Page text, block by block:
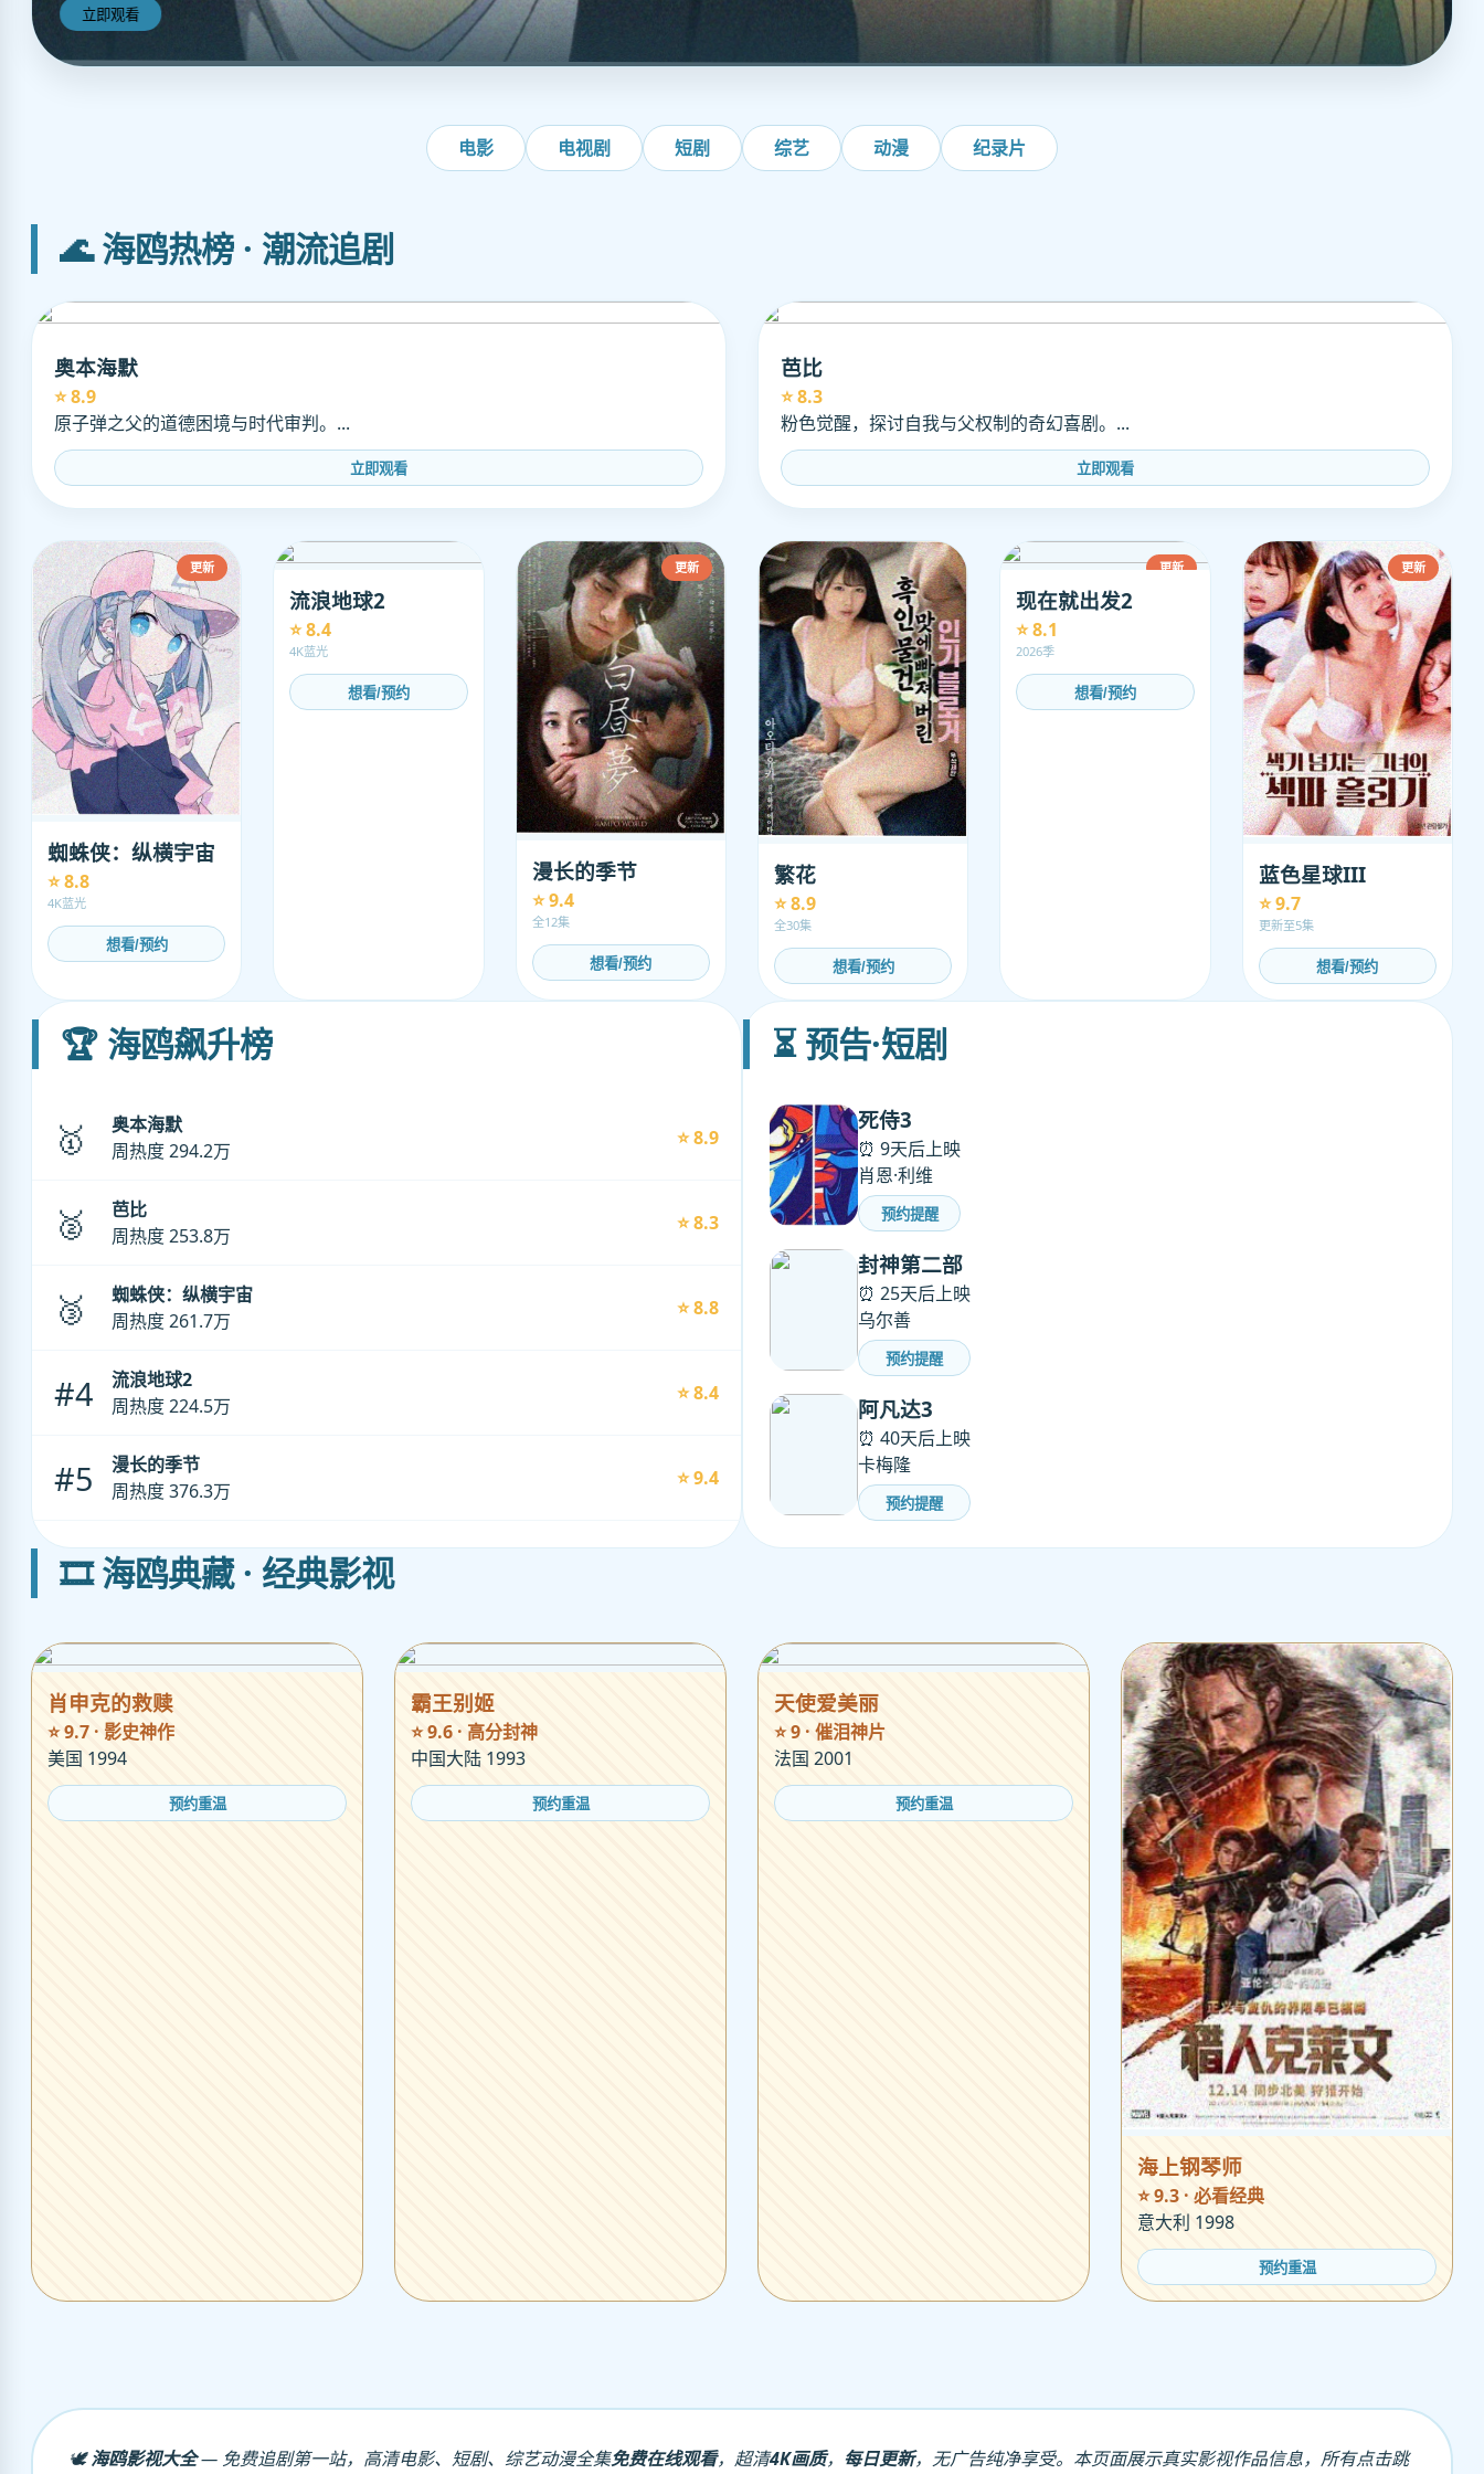
立即观看
电影 电视剧 短剧 综艺 动漫 纪录片
🌊 海鸥热榜 · 潮流追剧
奥本海默
⭐ 8.9
原子弹之父的道德困境与时代审判。...
立即观看
芭比
⭐ 8.3
粉色觉醒，探讨自我与父权制的奇幻喜剧。...
立即观看
更新
蜘蛛侠：纵横宇宙
⭐ 8.8
4K蓝光
想看/预约
流浪地球2
⭐ 8.4
4K蓝光
想看/预约
更新
漫长的季节
⭐ 9.4
全12集
想看/预约
繁花
⭐ 8.9
全30集
想看/预约
更新
现在就出发2
⭐ 8.1
2026季
想看/预约
更新
蓝色星球III
⭐ 9.7
更新至5集
想看/预约
🏆 海鸥飙升榜
🥇
奥本海默
周热度 294.2万
⭐ 8.9
🥈
芭比
周热度 253.8万
⭐ 8.3
🥉
蜘蛛侠：纵横宇宙
周热度 261.7万
⭐ 8.8
#4
流浪地球2
周热度 224.5万
⭐ 8.4
#5
漫长的季节
周热度 376.3万
⭐ 9.4
⏳ 预告·短剧
死侍3
⏰ 9天后上映
肖恩·利维
预约提醒
封神第二部
⏰ 25天后上映
乌尔善
预约提醒
阿凡达3
⏰ 40天后上映
卡梅隆
预约提醒
🎞️ 海鸥典藏 · 经典影视
肖申克的救赎
⭐ 9.7 · 影史神作
美国 1994
预约重温
霸王别姬
⭐ 9.6 · 高分封神
中国大陆 1993
预约重温
天使爱美丽
⭐ 9 · 催泪神片
法国 2001
预约重温
海上钢琴师
⭐ 9.3 · 必看经典
意大利 1998
预约重温
🕊️海鸥影视大全— 免费追剧第一站，高清电影、短剧、综艺动漫全集免费在线观看，超清4K画质， 每日更新，无广告纯净享受。本页面展示真实影视作品信息，所有点击跳